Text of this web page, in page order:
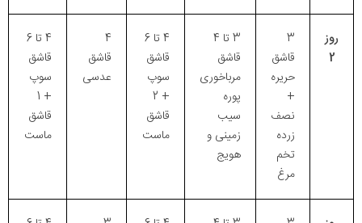
روز
2
3
قاشق
حریره
+
نصف
زرده
تخم
مرغ
3 تا 4
قاشق
مرباخوری
پوره
سیب
زمینی و
هویج
4 تا 6
قاشق
سوپ
+ 2
قاشق
ماست
4
قاشق
عدسی
4 تا 6
قاشق
سوپ
+ 1
قاشق
ماست